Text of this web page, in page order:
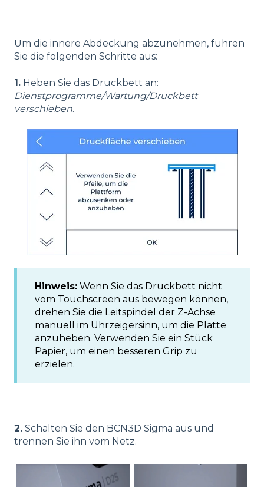
Um die innere Abdeckung abzunehmen, führen
Sie die folgenden Schritte aus:
1. Heben Sie das Druckbett an:
Dienstprogramme/Wartung/Druckbett
verschieben.
Hinweis: Wenn Sie das Druckbett nicht
vom Touchscreen aus bewegen können,
drehen Sie die Leitspindel der Z-Achse
manuell im Uhrzeigersinn, um die Platte
anzuheben. Verwenden Sie ein Stück
Papier, um einen besseren Grip zu
erzielen.
2. Schalten Sie den BCN3D Sigma aus und
trennen Sie ihn vom Netz.